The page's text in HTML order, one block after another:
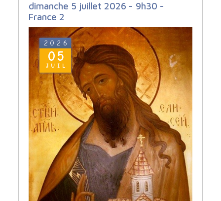
dimanche 5 juillet 2026 - 9h30 -
France 2
2026
05
JUIL